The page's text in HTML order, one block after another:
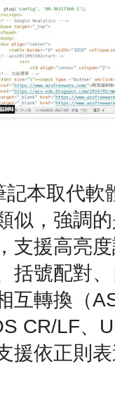
記本取代軟
似，強調
支援高亮
括號配對
互轉換（
CR/LF、
援依正則